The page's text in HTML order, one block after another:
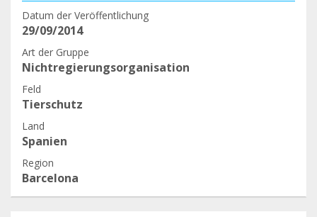
Datum der Veröffentlichung
29/09/2014
Art der Gruppe
Nichtregierungsorganisation
Feld
Tierschutz
Land
Spanien
Region
Barcelona